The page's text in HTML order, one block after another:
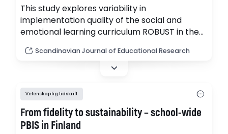
This study explores variability in
implementation quality of the social and
emotional learning curriculum ROBUST in the
investigating factors affecting fidelity and
dosage of core components and activities.
Scandinavian Journal of Educational Research
Vetenskaplig tidskrift
From fidelity to sustainability – school-wide
PBIS in Finland